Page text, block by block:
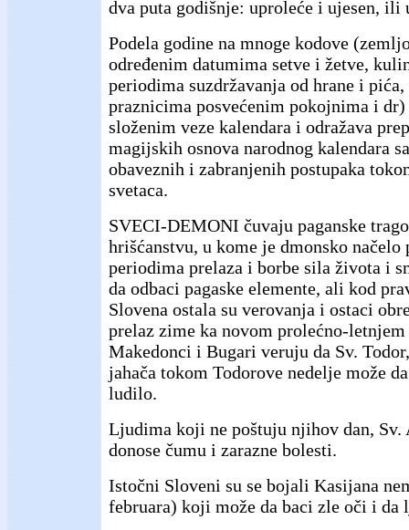
dva puta godišnje: uproleće i ujesen, ili
Podela godine na mnoge kodove
određenim datumima setve i žetve,
periodima suzdržavanja od hrane i
praznicima posvećenim pokojnima i dr)
složenim veze kalendara i odražava
magijskih osnova narodnog kalendara
obaveznih i zabranjenih postupaka
svetaca.
SVECI-DEMONI čuvaju paganske
hrišćanstvu, u kome je dmonsko načelo
periodima prelaza i borbe sila života i
da odbaci pagaske elemente, ali kod
Slovena ostala su verovanja i ostaci
prelaz zime ka novom prolećno-
Makedonci i Bugari veruju da Sv.
jahača tokom Todorove nedelje može
ludilo.
Ljudima koji ne poštuju njihov dan, Sv.
donose čumu i zarazne bolesti.
Istočni Sloveni su se bojali Kasijana
februara) koji može da baci zle oči i